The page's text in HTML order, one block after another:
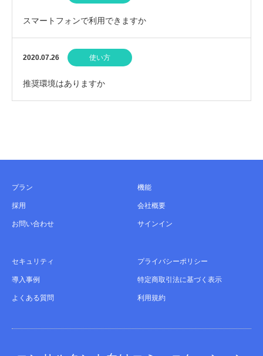
スマートフォンで利用できますか
2020.07.26 使い方
推奨環境はありますか
プラン
採用
お問い合わせ
機能
会社概要
サインイン
セキュリティ
導入事例
よくある質問
プライバシーポリシー
特定商取引法に基づく表示
利用規約